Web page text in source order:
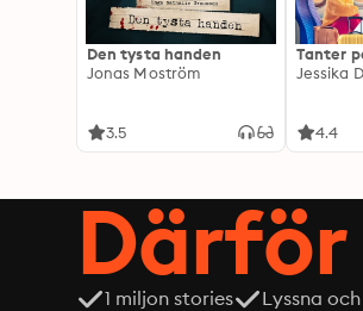
Den tysta handen
Jonas Moström
3.5
Tanter
Jessika
4.4
1 miljon stories Lyssna